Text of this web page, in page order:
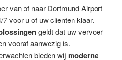
van of naar Dortmund Airport
voor u of uw clienten klaar.
geldt dat uw vervoer
vooraf aanwezig is.
bieden wij moderne